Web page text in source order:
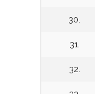
30.
31.
32.